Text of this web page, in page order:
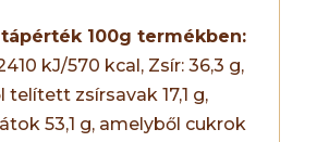
100g termékben:
kJ/570 kcal, Zsír: 36,3 g,
telített zsírsavak 17,1 g,
53,1 g, amelyből cukrok